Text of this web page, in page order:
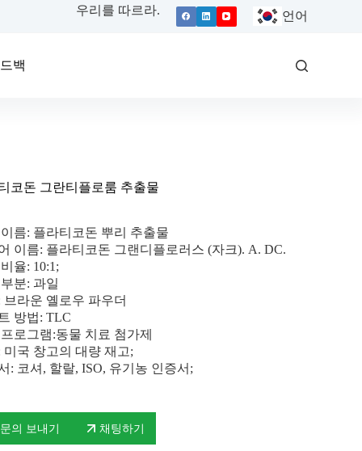
우리를 따르라. 언어
백
코돈 그란티플로룸 추출물
름: 플라티코돈 뿌리 추출물
이름: 플라티코돈 그랜디플로러스 (자크). A. DC.
율: 10:1;
분: 과일
브라운 옐로우 파우더
방법: TLC
로그램:동물 치료 첨가제
미국 창고의 대량 재고;
: 코셔, 할랄, ISO, 유기농 인증서;
문의 보내기 채팅하기